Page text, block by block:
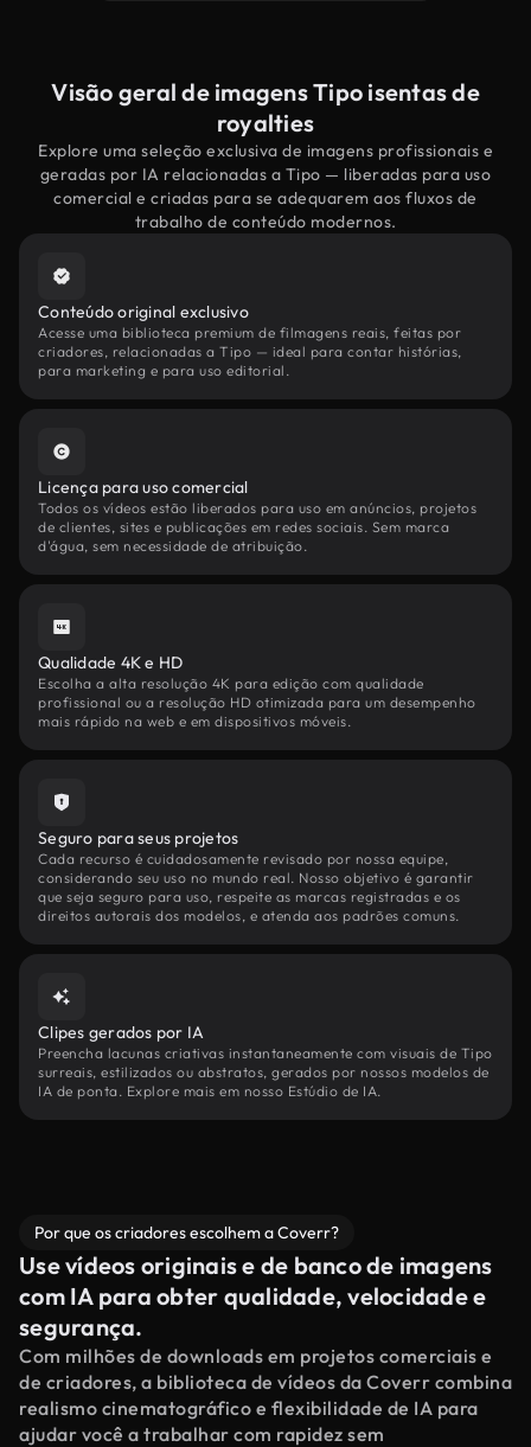
Visão geral de imagens Tipo isentas de
royalties
Explore uma seleção exclusiva de imagens profissionais e
geradas por IA relacionadas a Tipo — liberadas para uso
comercial e criadas para se adequarem aos fluxos de
trabalho de conteúdo modernos.
Conteúdo original exclusivo
Acesse uma biblioteca premium de filmagens reais, feitas por
criadores, relacionadas a Tipo — ideal para contar histórias,
para marketing e para uso editorial.
Licença para uso comercial
Todos os vídeos estão liberados para uso em anúncios, projetos
de clientes, sites e publicações em redes sociais. Sem marca
d'água, sem necessidade de atribuição.
Qualidade 4K e HD
Escolha a alta resolução 4K para edição com qualidade
profissional ou a resolução HD otimizada para um desempenho
mais rápido na web e em dispositivos móveis.
Seguro para seus projetos
Cada recurso é cuidadosamente revisado por nossa equipe,
considerando seu uso no mundo real. Nosso objetivo é garantir
que seja seguro para uso, respeite as marcas registradas e os
direitos autorais dos modelos, e atenda aos padrões comuns.
Clipes gerados por IA
Preencha lacunas criativas instantaneamente com visuais de Tipo
surreais, estilizados ou abstratos, gerados por nossos modelos de
IA de ponta. Explore mais em nosso Estúdio de IA.
Por que os criadores escolhem a Coverr?
Use vídeos originais e de banco de imagens
com IA para obter qualidade, velocidade e
segurança.
Com milhões de downloads em projetos comerciais e
de criadores, a biblioteca de vídeos da Coverr combina
realismo cinematográfico e flexibilidade de IA para
ajudar você a trabalhar com rapidez sem